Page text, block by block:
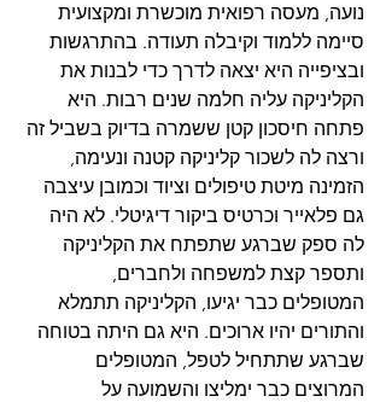
נועה, מעסה רפואית מוכשרת ומקצועית
סיימה ללמוד וקיבלה תעודה. בהתרגשות
ובציפייה היא יצאה לדרך כדי לבנות את
הקליניקה עליה חלמה שנים רבות. היא
פתחה חיסכון קטן ששמרה בדיוק בשביל זה
ורצה לה לשכור קליניקה קטנה ונעימה,
הזמינה מיטת טיפולים וציוד וכמובן עיצבה
גם פלאייר וכרטיס ביקור דיגיטלי. לא היה
לה ספק שברגע שתפתח את הקליניקה
ותספר קצת למשפחה ולחברים,
המטופלים כבר יגיעו, הקליניקה תתמלא
והתורים יהיו ארוכים. היא גם היתה בטוחה
שברגע שתתחיל לטפל, המטופלים
המרוצים כבר ימליצו והשמועה על